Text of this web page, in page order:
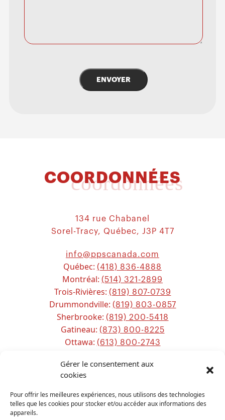
Gérer le consentement aux
cookies
Pour offrir les meilleures expériences, nous utilisons des technologies
telles que les cookies pour stocker et/ou accéder aux informations des
appareils.
ENVOYER
COORDONNÉES
coordonnées
134 rue Chabanel
Sorel-Tracy, Québec, J3P 4T7
info@ppscanada.com
Québec: (418) 836-4888
Montréal: (514) 321-2899
Trois-Rivières: (819) 807-0739
Drummondville: (819) 803-0857
Sherbrooke: (819) 200-5418
Gatineau: (873) 800-8225
Ottawa: (613) 800-2743